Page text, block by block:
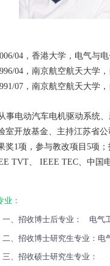
04，香港大学，电气与
04，南京航空航天大学
07，南京航空航天大学
事电动汽车电机驱动系统
室开放基金 、主持江苏省
奖1项，参与教改项目 5项；
TVT、 IEEE TEC、中国
业：
一、招收博士后专业： 电气
二、招收博士研究生专业：电
三、招收硕士研究生专业：